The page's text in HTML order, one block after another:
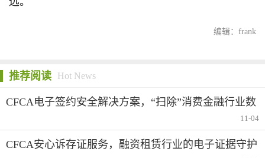
编辑：frank
推荐阅读 Hot News
CFCA电子签约安全解决方案，“扫除”消费金融行业数
11-04
CFCA安心诉存证服务，融资租赁行业的电子证据守护